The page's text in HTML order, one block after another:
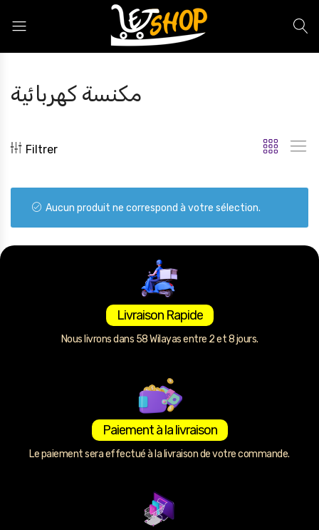
مكنسة كهربائية
Filtrer
Aucun produit ne correspond à votre sélection.
Livraison Rapide
Nous livrons dans 58 Wilayas entre 2 et 8 jours.
Paiement à la livraison
Le paiement sera effectué à la livraison de votre commande.